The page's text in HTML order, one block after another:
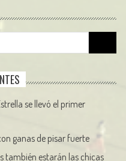
se llevó el primer
ganas de pisar fuerte
también estarán las chicas